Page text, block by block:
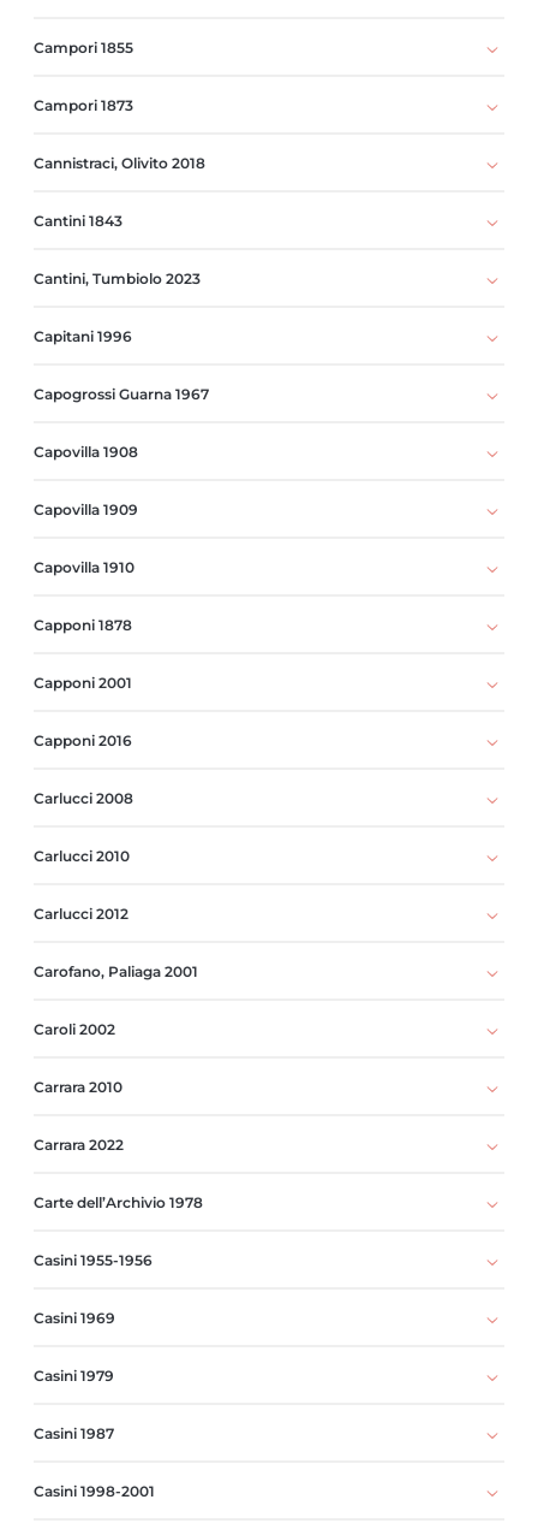
Campori 1855
Campori 1873
Cannistraci, Olivito 2018
Cantini 1843
Cantini, Tumbiolo 2023
Capitani 1996
Capogrossi Guarna 1967
Capovilla 1908
Capovilla 1909
Capovilla 1910
Capponi 1878
Capponi 2001
Capponi 2016
Carlucci 2008
Carlucci 2010
Carlucci 2012
Carofano, Paliaga 2001
Caroli 2002
Carrara 2010
Carrara 2022
Carte dell’Archivio 1978
Casini 1955-1956
Casini 1969
Casini 1979
Casini 1987
Casini 1998-2001